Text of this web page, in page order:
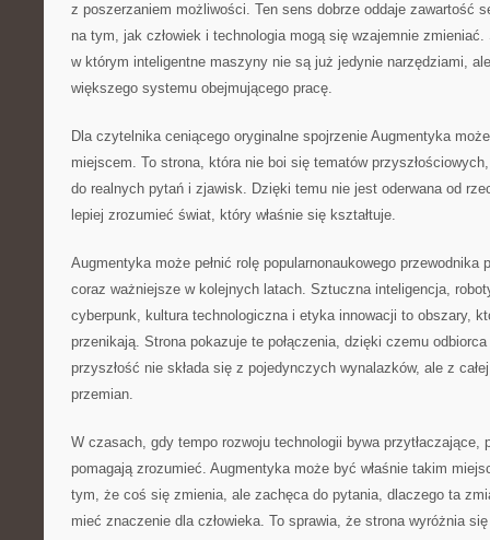
z poszerzaniem możliwości. Ten sens dobrze oddaje zawartość
na tym, jak człowiek i technologia mogą się wzajemnie
w którym inteligentne maszyny nie są już jedynie narzędziami,
większego systemu obejmującego pracę.
Dla czytelnika ceniącego oryginalne spojrzenie Augmentyka
miejscem. To strona, która nie boi się tematów
do realnych pytań i zjawisk. Dzięki temu nie jest oderwana od
lepiej zrozumieć świat, który właśnie się kształtuje.
Augmentyka może pełnić rolę popularnonaukowego przewodnika
coraz ważniejsze w kolejnych latach. Sztuczna inteligencja,
cyberpunk, kultura technologiczna i etyka innowacji to obszary,
przenikają. Strona pokazuje te połączenia, dzięki czemu
przyszłość nie składa się z pojedynczych wynalazków, ale z
przemian.
W czasach, gdy tempo rozwoju technologii bywa przytłaczające,
pomagają zrozumieć. Augmentyka może być właśnie takim
tym, że coś się zmienia, ale zachęca do pytania, dlaczego ta
mieć znaczenie dla człowieka. To sprawia, że strona wyróżnia